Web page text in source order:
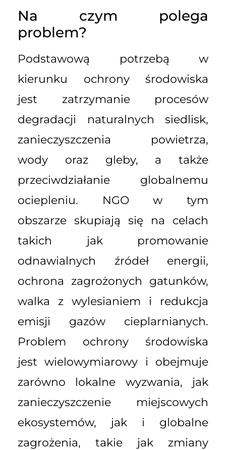
Na czym polega
problem?
Podstawową potrzebą w
kierunku ochrony środowiska
jest zatrzymanie procesów
degradacji naturalnych siedlisk,
zanieczyszczenia powietrza,
wody oraz gleby, a także
przeciwdziałanie globalnemu
ociepleniu. NGO w tym
obszarze skupiają się na celach
takich jak promowanie
odnawialnych źródeł energii,
ochrona zagrożonych gatunków,
walka z wylesianiem i redukcja
emisji gazów cieplarnianych.
Problem ochrony środowiska
jest wielowymiarowy i obejmuje
zarówno lokalne wyzwania, jak
zanieczyszczenie miejscowych
ekosystemów, jak i globalne
zagrożenia, takie jak zmiany